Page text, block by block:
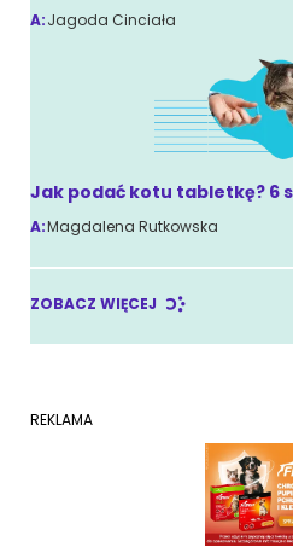
A:Jagoda Cinciała
Jak podać kotu tabletkę? 6
A:Magdalena Rutkowska
ZOBACZ WIĘCEJ
REKLAMA